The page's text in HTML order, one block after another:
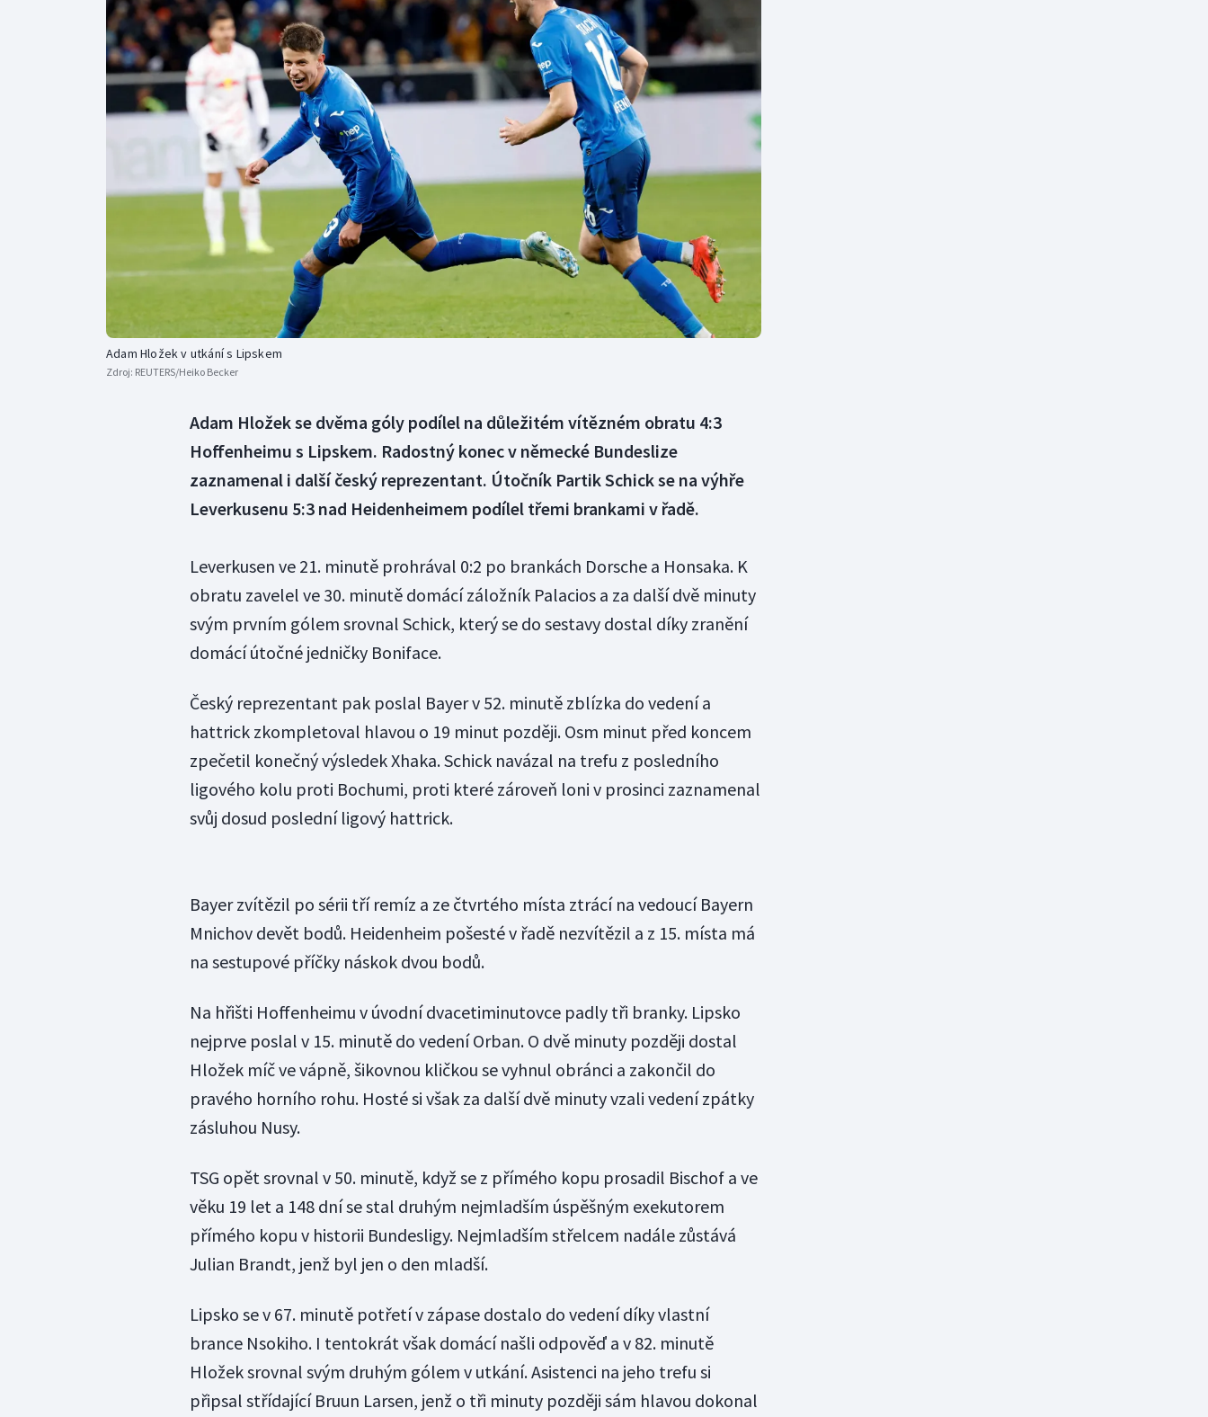
Curling
Dostihy
Florbal
Futsal
Gymnastika
Moderní pětiboj
Motorsport
Olympijské hry
Parasport
Plavání
Triatlon
Veslování
Vodní slalom
Ostatní
Adam Hložek v utkání s Lipskem
Zdroj: REUTERS/Heiko Becker
Adam Hložek se dvěma góly podílel na důležitém vítězném obratu 4:3
Hoffenheimu s Lipskem. Radostný konec v německé Bundeslize
zaznamenal i další český reprezentant. Útočník Partik Schick se na výhře
Leverkusenu 5:3 nad Heidenheimem podílel třemi brankami v řadě.
Leverkusen ve 21. minutě prohrával 0:2 po brankách Dorsche a Honsaka. K
obratu zavelel ve 30. minutě domácí záložník Palacios a za další dvě minuty
svým prvním gólem srovnal Schick, který se do sestavy dostal díky zranění
domácí útočné jedničky Boniface.
Český reprezentant pak poslal Bayer v 52. minutě zblízka do vedení a
hattrick zkompletoval hlavou o 19 minut později. Osm minut před koncem
zpečetil konečný výsledek Xhaka. Schick navázal na trefu z posledního
ligového kolu proti Bochumi, proti které zároveň loni v prosinci zaznamenal
svůj dosud poslední ligový hattrick.
Bayer zvítězil po sérii tří remíz a ze čtvrtého místa ztrácí na vedoucí Bayern
Mnichov devět bodů. Heidenheim pošesté v řadě nezvítězil a z 15. místa má
na sestupové příčky náskok dvou bodů.
Na hřišti Hoffenheimu v úvodní dvacetiminutovce padly tři branky. Lipsko
nejprve poslal v 15. minutě do vedení Orban. O dvě minuty později dostal
Hložek míč ve vápně, šikovnou kličkou se vyhnul obránci a zakončil do
pravého horního rohu. Hosté si však za další dvě minuty vzali vedení zpátky
zásluhou Nusy.
TSG opět srovnal v 50. minutě, když se z přímého kopu prosadil Bischof a ve
věku 19 let a 148 dní se stal druhým nejmladším úspěšným exekutorem
přímého kopu v historii Bundesligy. Nejmladším střelcem nadále zůstává
Julian Brandt, jenž byl jen o den mladší.
Lipsko se v 67. minutě potřetí v zápase dostalo do vedení díky vlastní
brance Nsokiho. I tentokrát však domácí našli odpověď a v 82. minutě
Hložek srovnal svým druhým gólem v utkání. Asistenci na jeho trefu si
připsal střídající Bruun Larsen, jenž o tři minuty později sám hlavou dokonal